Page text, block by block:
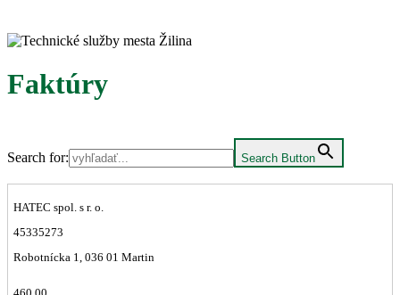
Faktúry
Search for: Search Button
HATEC spol. s r. o.
45335273
Robotnícka 1, 036 01 Martin